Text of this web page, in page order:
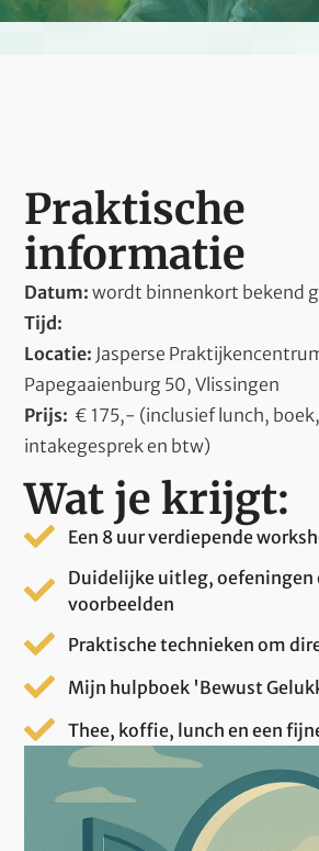
Praktische
informatie
Datum: wordt binnenkort bekend
Tijd:
Locatie: Jasperse
Papegaaienburg 50, Vlissingen
Prijs: € 175,- (inclusief lunch,
intakegesprek en btw)
Wat je krijgt:
Een 8 uur verdiepende
Duidelijke uitleg, oefeningen
voorbeelden
Praktische technieken om
Mijn hulpboek 'Bewust
Thee, koffie, lunch en een